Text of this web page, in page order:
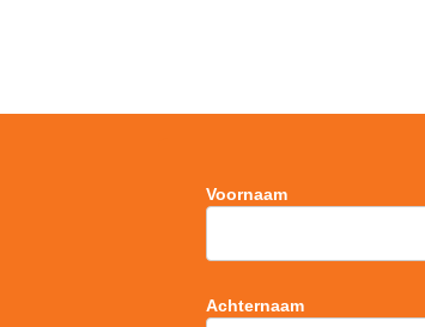
Voornaam
Achternaam